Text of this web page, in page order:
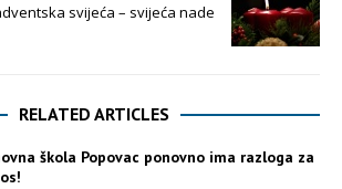
svijeća – svijeća nade
RELATED ARTICLES
škola Popovac ponovno ima razloga za